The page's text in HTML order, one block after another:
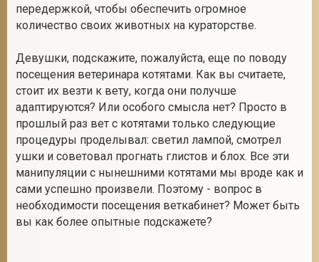
передержкой, чтобы обеспечить огромное
количество своих животных на кураторстве.
Девушки, подскажите, пожалуйста, еще по поводу
посещения ветеринара котятами. Как вы считаете,
стоит их везти к вету, когда они получше
адаптируются? Или особого смысла нет? Просто в
прошлый раз вет с котятами только следующие
процедуры проделывал: светил лампой, смотрел
ушки и советовал прогнать глистов и блох. Все эти
манипуляции с нынешними котятами мы вроде как и
сами успешно произвели. Поэтому - вопрос в
необходимости посещения веткабинет? Может быть
вы как более опытные подскажете?